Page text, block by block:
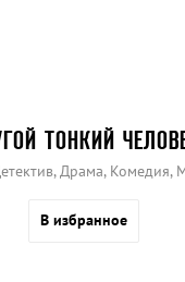
ТОНКИЙ
Драма, Комедия,
В избранное